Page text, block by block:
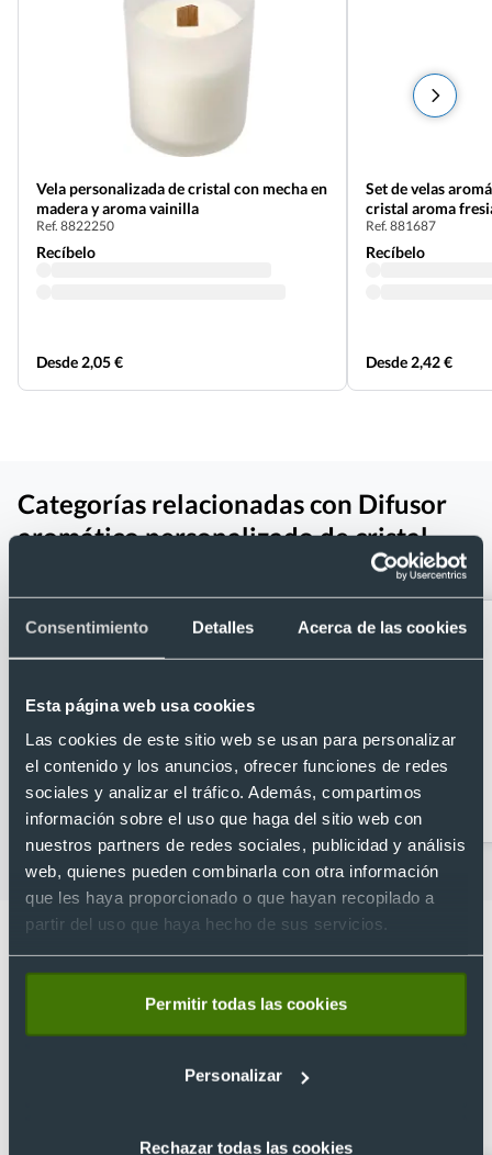
Consentimiento Detalles Acerca de las cookies
Esta página web usa cookies
Las cookies de este sitio web se usan para personalizar
el contenido y los anuncios, ofrecer funciones de redes
sociales y analizar el tráfico. Además, compartimos
información sobre el uso que haga del sitio web con
nuestros partners de redes sociales, publicidad y análisis
web, quienes pueden combinarla con otra información
que les haya proporcionado o que hayan recopilado a
partir del uso que haya hecho de sus servicios.
Permitir todas las cookies
Personalizar
Rechazar todas las cookies
Vela personalizada de cristal con mecha en
madera y aroma vainilla
Ref. 8822250
Recíbelo
Desde 2,05 €
Set de velas
cristal aroma
Ref. 881687
Recíbelo
Desde 2,42 €
Categorías relacionadas con Difusor
aromático personalizado de cristal
Abridores
personalizados
Artículos para la cocina
Lo que dicen nuestros clientes